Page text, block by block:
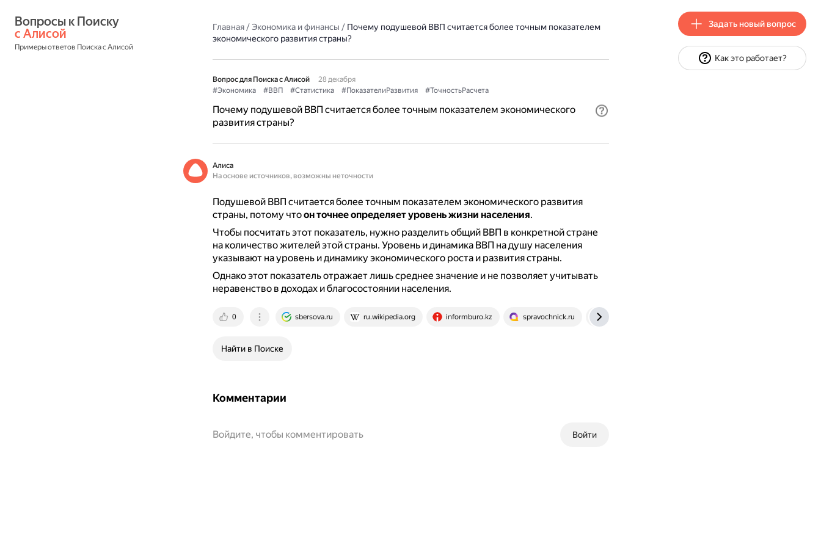
с Алисой
Примеры ответов Поиска с Алисой
Главная/Экономика и финансы / Почему подушевой ВВП считается более точным показателем
экономического развития страны?
Вопрос для Поиска с Алисой
28 декабря
#Экономика
#ВВП #Статистика #ПоказателиРазвития #ТочностьРасчета
Почему подушевой ВВП считается более точным показателем экономического
развития страны?
Алиса
На основе источников, возможны неточности
Подушевой ВВП считается более точным показателем экономического развития
страны, потому чтоон точнее определяет уровень жизни населения.
Чтобы посчитать этот показатель, нужно разделить общий ВВП в конкретной стране
на количество жителей этой страны. Уровень и динамика ВВП на душу населения
указывают на уровень и динамику экономического роста и развития страны.
Однако этот показатель отражает лишь среднее значение и не позволяет учитывать
неравенство в доходах и благосостоянии населения.
0 sbersova.ru ru.wikipedia.org informburo.kz spravochnick.ru
Найти в Поиске
Комментарии
Войти
Войдите, чтобы комментировать
Задать новый вопрос
Как это работает?